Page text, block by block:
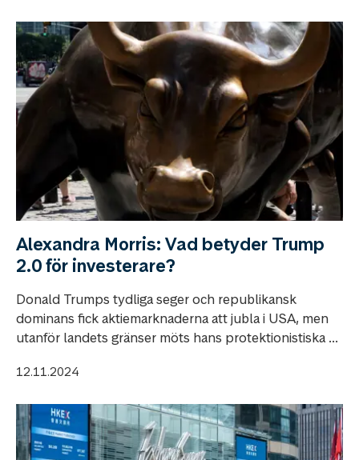
Alexandra Morris: Vad betyder Trump
2.0 för investerare?
Donald Trumps tydliga seger och republikansk
dominans fick aktiemarknaderna att jubla i USA, men
utanför landets gränser möts hans protektionistiska ...
12.11.2024